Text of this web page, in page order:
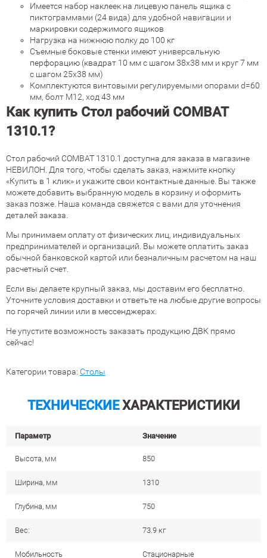
Имеется набор наклеек на лицевую панель ящика с
пиктограммами (24 вида) для удобной навигации и
маркировки содержимого ящиков
Нагрузка на нижнюю полку до 100 кг
Съемные боковые стенки имеют универсальную
перфорацию (квадрат 10 мм c шагом 38х38 мм и круг 7 мм
с шагом 25х38 мм)
Комплектуются винтовыми регулируемыми опорами d=60
мм, болт М12, ход 43 мм
Как купить Стол рабочий COMBAT
1310.1?
Стол рабочий COMBAT 1310.1 доступна для заказа в магазине
НЕВИЛОН. Для того, чтобы сделать заказ, нажмите кнопку
«Купить в 1 клик» и укажите свои контактные данные. Вы также
можете добавить выбранную модель в корзину и оформить
заказ позже. Наша команда свяжется с вами для уточнения
деталей заказа.
Мы принимаем оплату от физических лиц, индивидуальных
предпринимателей и организаций. Вы можете оплатить заказ
обычной банковской картой или безналичным расчетом на наш
расчетный счет.
Если вы делаете крупный заказ, мы доставим его бесплатно.
Уточните условия доставки и ответьте на любые другие вопросы
по горячей линии или в мессенджерах.
Не упустите возможность заказать продукцию ДВК прямо
сейчас!
Категории товара: Столы
ТЕХНИЧЕСКИЕХАРАКТЕРИСТИКИ
Параметр Значение
Высота, мм 850
Ширина, мм 1310
Глубина, мм 750
Вес: 73.9 кг
Мобильность Стационарные